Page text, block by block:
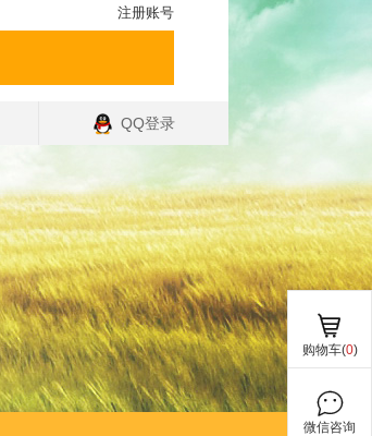
注册账号
QQ登录
购物车(0)
微信咨询